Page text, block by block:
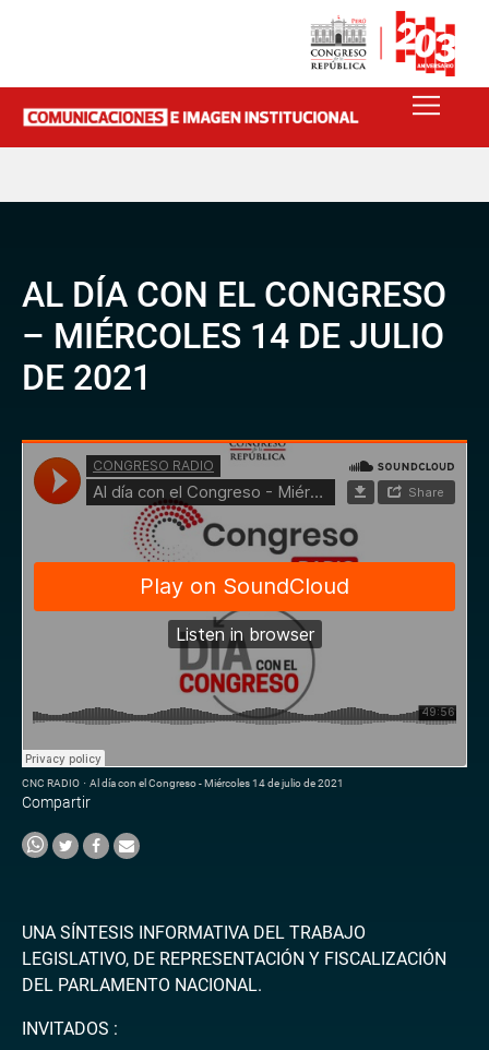
AL DÍA CON EL CONGRESO
– MIÉRCOLES 14 DE JULIO
DE 2021
CNC RADIO · Al día con el Congreso - Miércoles 14 de julio de 2021
Compartir
UNA SÍNTESIS INFORMATIVA DEL TRABAJO
LEGISLATIVO, DE REPRESENTACIÓN Y FISCALIZACIÓN
DEL PARLAMENTO NACIONAL.
INVITADOS :